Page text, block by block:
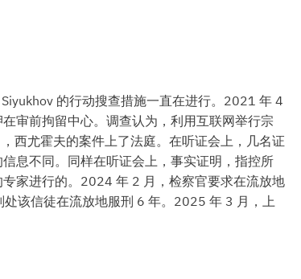
的行动搜查措施一直在进行。2021 年 4
审前拘留中心。调查认为，利用互联网举行宗
西尤霍夫的案件上了法庭。在听证会上，几名证
息不同。同样在听证会上，事实证明，指控所
家进行的。2024 年 2 月，检察官要求在流放地
该信徒在流放地服刑 6 年。2025 年 3 月，上